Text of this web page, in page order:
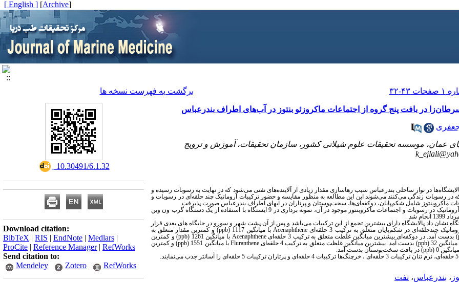
[
Archive
]
[ English ]
برگشت به فهرست نسخه ها
در بافت پنج گروه از اجتماعات ماکروزئو بنتوز در آب‌های اطراف بندرعباس
عمان، موسسه تحقیقات علوم شیلاتی کشور، سازمان تحقیقات، آموزش و ترویج
در نوار ساحلی بندرعباس سبب رهاسازی مقدار زیادی از آلاینده‌های نفتی می‌شود که در نهایت به رسوبات رسیده و
در رسوبات زندگی می‌کنند می‌شوند این این مطالعه به منظور مقایسه و حضور ترکیبات آروماتیک چند حلقه‌ای در رسوبات و
ماکروبنتوز شامل شکم‌پایان، دوکفه‌ای‌ها، سخت‌پوستان و پرتاران در آبهای اطراف بندرعباس صورت پذیرفت.
برای اندازه‌گیری غلظت ترکیبات حلقوی آروماتیک در رسوبات و اجتماعات ماکروبنتوز موجود در آن، نمونه برداری در 9 ایستگاه با استفاده از یک دستگاه گرب ون وین
نشان داد پالایشگاه دارای بیشترین تجمع از این ترکیبات می‌باشد و پس از آن پشت شهر و سورو در جایگاه های بعدی قرار
چند‌حلقه‌ای در شکم‌پایان متعلق به ترکیب 3 حلقه‌ای
Acenaphtheneبا میانگین 1117 ( ppb) و کمترین مقدار متعلق به
) بدست آمد. در دوکفه‌ای بیشترین میانگین غلظت متعلق به ترکیب 3 حلقه‌ای Acenaphthene با میانگین 1261 ( ppb) و کمترین
32 (
ppb) بدست آمد. بیشترین میانگین غلظت متعلق به ترکیب 4 حلقه‌ای Fluranthene با میانگین 1551 ( ppb) و کمترین
0 (
ppb) در بافت سخت‌پوستان بدست آمد.
، بندرعباس، نفت
‎ 10.30491/6.1.32
Download citation:
BibTeX | RIS | EndNote | Medlars |
ProCite | Reference Manager| RefWorks
Send citation to:
Mendeley
Zotero RefWorks